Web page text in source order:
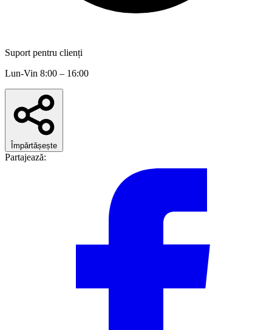
Suport pentru clienți
Lun-Vin 8:00 – 16:00
Împărtășește
Partajează: